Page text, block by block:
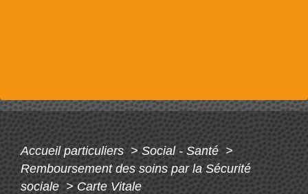
Accueil particuliers > Social - Santé >
Remboursement des soins par la Sécurité
sociale > Carte Vitale